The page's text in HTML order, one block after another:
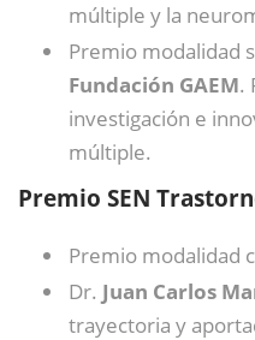
múltiple y la
Premio modalidad
Fundación GAEM.
investigación e
múltiple.
Premio SEN
Premio modalidad
Dr. Juan Carlos
trayectoria y